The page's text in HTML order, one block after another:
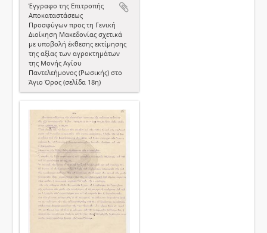
Έγγραφο της Επιτροπής
Αποκαταστάσεως
Προσφύγων προς τη Γενική
Διοίκηση Μακεδονίας σχετικά
με υποβολή έκθεσης εκτίμησης
της αξίας των αγροκτημάτων
της Μονής Αγίου
Παντελεήμονος (Ρωσικής) στο
Άγιο Όρος (σελίδα 18η)